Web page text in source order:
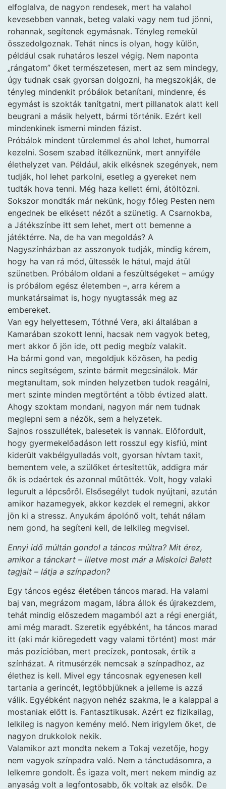
elfoglalva, de nagyon rendesek, mert ha valahol
kevesebben vannak, beteg valaki vagy nem tud jönni,
rohannak, segítenek egymásnak. Tényleg remekül
összedolgoznak. Tehát nincs is olyan, hogy külön,
például csak ruhatáros leszel végig. Nem naponta
„rángatom” őket természetesen, mert az sem mindegy,
úgy tudnak csak gyorsan dolgozni, ha megszokják, de
tényleg mindenkit próbálok betanítani, mindenre, és
egymást is szokták tanítgatni, mert pillanatok alatt kell
beugrani a másik helyett, bármi történik. Ezért kell
mindenkinek ismerni minden fázist.
Próbálok mindent türelemmel és ahol lehet, humorral
kezelni. Sosem szabad ítélkeznünk, mert annyiféle
élethelyzet van. Például, akik elkésnek szegények, nem
tudják, hol lehet parkolni, esetleg a gyereket nem
tudták hova tenni. Még haza kellett érni, átöltözni.
Sokszor mondták már nekünk, hogy főleg Pesten nem
engednek be elkésett nézőt a szünetig. A Csarnokba,
a Játékszínbe itt sem lehet, mert ott bemenne a
játéktérre. Na, de ha van megoldás? A
Nagyszínházban az asszonyok tudják, mindig kérem,
hogy ha van rá mód, ültessék le hátul, majd átül
szünetben. Próbálom oldani a feszültségeket – amúgy
is próbálom egész életemben –, arra kérem a
munkatársaimat is, hogy nyugtassák meg az
embereket.
Van egy helyettesem, Tóthné Vera, aki általában a
Kamarában szokott lenni, hacsak nem vagyok beteg,
mert akkor ő jön ide, ott pedig megbíz valakit.
Ha bármi gond van, megoldjuk közösen, ha pedig
nincs segítségem, szinte bármit megcsinálok. Már
megtanultam, sok minden helyzetben tudok reagálni,
mert szinte minden megtörtént a több évtized alatt.
Ahogy szoktam mondani, nagyon már nem tudnak
meglepni sem a nézők, sem a helyzetek.
Sajnos rosszullétek, balesetek is vannak. Előfordult,
hogy gyermekelőadáson lett rosszul egy kisfiú, mint
kiderült vakbélgyulladás volt, gyorsan hívtam taxit,
bementem vele, a szülőket értesítettük, addigra már
ők is odaértek és azonnal műtötték. Volt, hogy valaki
legurult a lépcsőről. Elsősegélyt tudok nyújtani, azután
amikor hazamegyek, akkor kezdek el remegni, akkor
jön ki a stressz. Anyukám ápolónő volt, tehát nálam
nem gond, ha segíteni kell, de lelkileg megvisel.
Ennyi idő múltán gondol a táncos múltra? Mit érez,
amikor a tánckart – illetve most már a Miskolci Balett
tagjait – látja a színpadon?
Egy táncos egész életében táncos marad. Ha valami
baj van, megrázom magam, lábra állok és újrakezdem,
tehát mindig előszedem magamból azt a régi energiát,
ami még maradt. Szeretik egyébként, ha táncos marad
itt (aki már kiöregedett vagy valami történt) most már
más pozícióban, mert precízek, pontosak, értik a
színházat. A ritmusérzék nemcsak a színpadhoz, az
élethez is kell. Mivel egy táncosnak egyenesen kell
tartania a gerincét, legtöbbjüknek a jelleme is azzá
válik. Egyébként nagyon nehéz szakma, le a kalappal a
mostaniak előtt is. Fantasztikusak. Azért ez fizikailag,
lelkileg is nagyon kemény meló. Nem irigylem őket, de
nagyon drukkolok nekik.
Valamikor azt mondta nekem a Tokaj vezetője, hogy
nem vagyok színpadra való. Nem a tánctudásomra, a
lelkemre gondolt. És igaza volt, mert nekem mindig az
anyaság volt a legfontosabb, ők voltak az elsők. De